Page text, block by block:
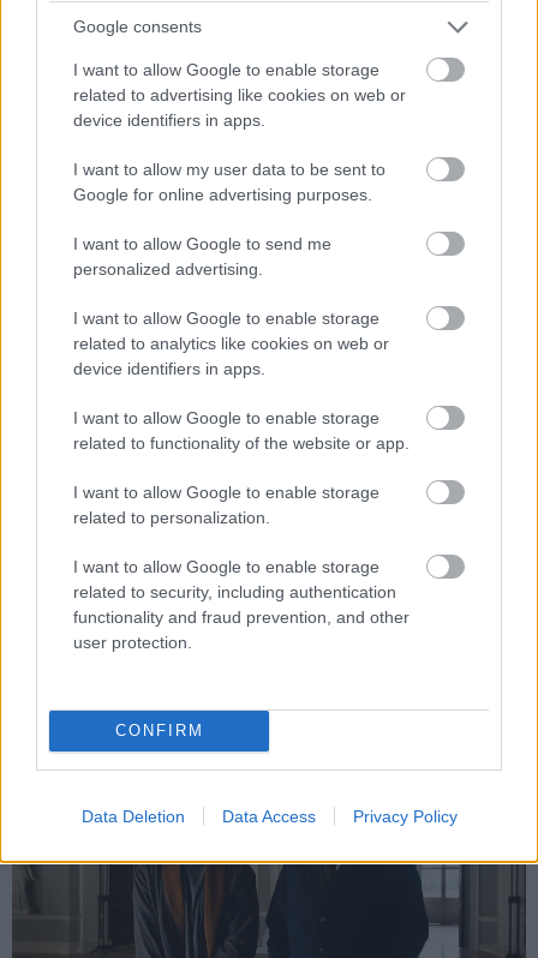
Google consents
I want to allow Google to enable storage
related to advertising like cookies on web or
device identifiers in apps.
I want to allow my user data to be sent to
Google for online advertising purposes.
I want to allow Google to send me
personalized advertising.
I want to allow Google to enable storage
related to analytics like cookies on web or
device identifiers in apps.
I want to allow Google to enable storage
related to functionality of the website or app.
I want to allow Google to enable storage
related to personalization.
I want to allow Google to enable storage
related to security, including authentication
functionality and fraud prevention, and other
user protection.
CONFIRM
Data Deletion Data Access Privacy Policy
Az alkotók azelőző résszelugyanis olyan magasra
helyezték azt a bizonyos lécet, hogy azt képtelenek
voltak átugrani (hogyan tudsz felérni egy
mesterműhöz?), de gyanítom, nem is próbálták. Nolan,
is az idő előtti kiszivárogtatástól, de az említett rajongói
elméletekkel ő sem tudott mit kezdeni, így elmondható,
hogy akármennyire is próbálja csavarni a történetet, a
rutinosabbak számára az abszolút mentes minden fajta
meglepetéstől. Ez Bane karakterében kulminálódik
utalás sem történik a játékidő alatt) hálátlan feladat egy
Batman film antagonistájának lenni. A káosz anarchista
katonájához képest Bane céljai sokkal egyértelműbbek,
letisztultabbak, és akármennyire is fenyegető és
megfűszerezve a gazdasági válságból hasznot húzó elit
kritikájával - nem érezni a pusztításával járó terror súlyát,
mivel Nolan annyira szereplőire koncentrál, hogy Gotham